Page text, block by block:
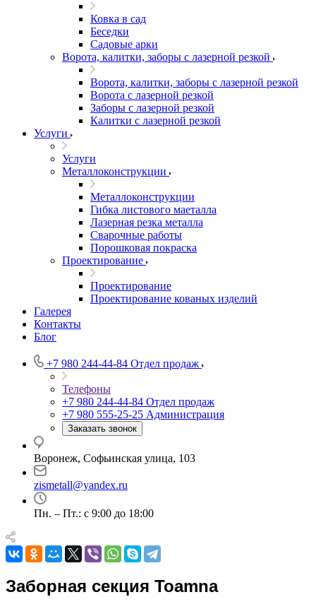
Ковка в сад
Беседки
Садовые арки
Ворота, калитки, заборы с лазерной резкой
Ворота, калитки, заборы с лазерной резкой
Ворота с лазерной резкой
Заборы с лазерной резкой
Калитки с лазерной резкой
Услуги
Услуги
Металлоконструкции
Металлоконструкции
Гибка листового маеталла
Лазерная резка металла
Сварочные работы
Порошковая покраска
Проектирование
Проектирование
Проектирование кованых изделий
Галерея
Контакты
Блог
+7 980 244-44-84 Отдел продаж
Телефоны
+7 980 244-44-84 Отдел продаж
+7 980 555-25-25 Администрация
Заказать звонок
Воронеж, Софьинская улица, 103
zismetall@yandex.ru
Пн. – Пт.: с 9:00 до 18:00
Заборная секция Toamna